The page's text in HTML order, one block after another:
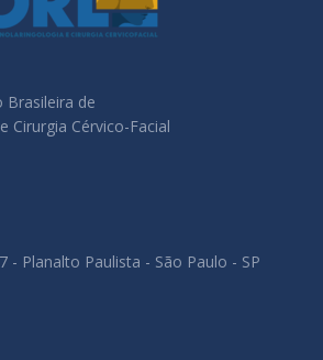
Brasileira de
Cirurgia Cérvico-Facial
- Planalto Paulista - São Paulo - SP